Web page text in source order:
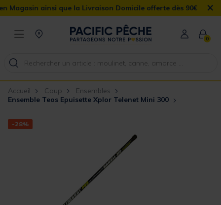
ainsi que la Livraison Domicile offerte dès 90€ ×
0
Accueil Coup
Ensembles
Ensemble Teos Epuisette Xplor Telenet Mini 300
-28%